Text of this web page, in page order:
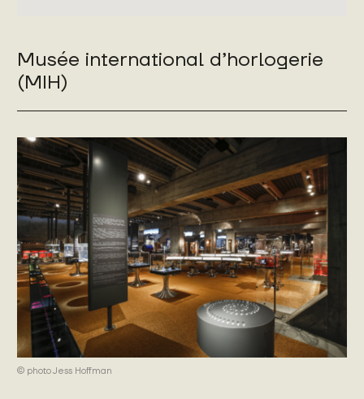
Musée international d’horlogerie
(MIH)
© photo Jess Hoffman